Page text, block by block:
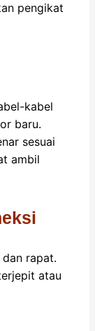
pengikat
kabel
baru.
sesuai
ambil
rapat.
atau